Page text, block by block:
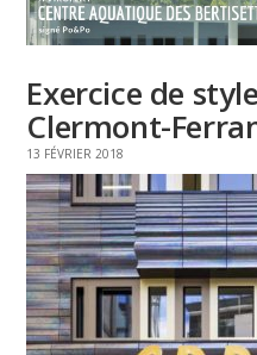
Exercice de
Clermont-
13 FÉVRIER 2018